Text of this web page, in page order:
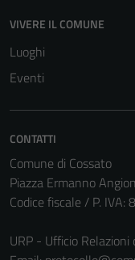
VIVERE IL COMUNE
Luoghi
Eventi
CONTATTI
Comune di Cossato
Piazza Ermanno
Codice fiscale / P.
URP - Ufficio Relazioni